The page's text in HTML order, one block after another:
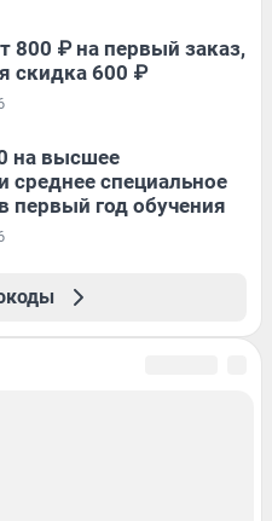
800 ₽ на первый заказ,
скидка 600 ₽
на высшее
среднее специальное
первый год обучения